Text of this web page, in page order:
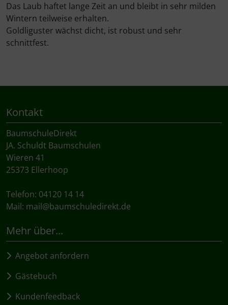
Das Laub haftet lange Zeit an und bleibt in sehr milden
Wintern teilweise erhalten.
Goldliguster wächst dicht, ist robust und sehr
schnittfest.
Kontakt
BaumschuleDirekt
JA. Schuldt Baumschulen
Wieren 41
25373 Ellerhoop
Telefon: 04120 14 14
Mail: mail@baumschuledirekt.de
Mehr über...
Angebot anfordern
Gästebuch
Kundenfeedback